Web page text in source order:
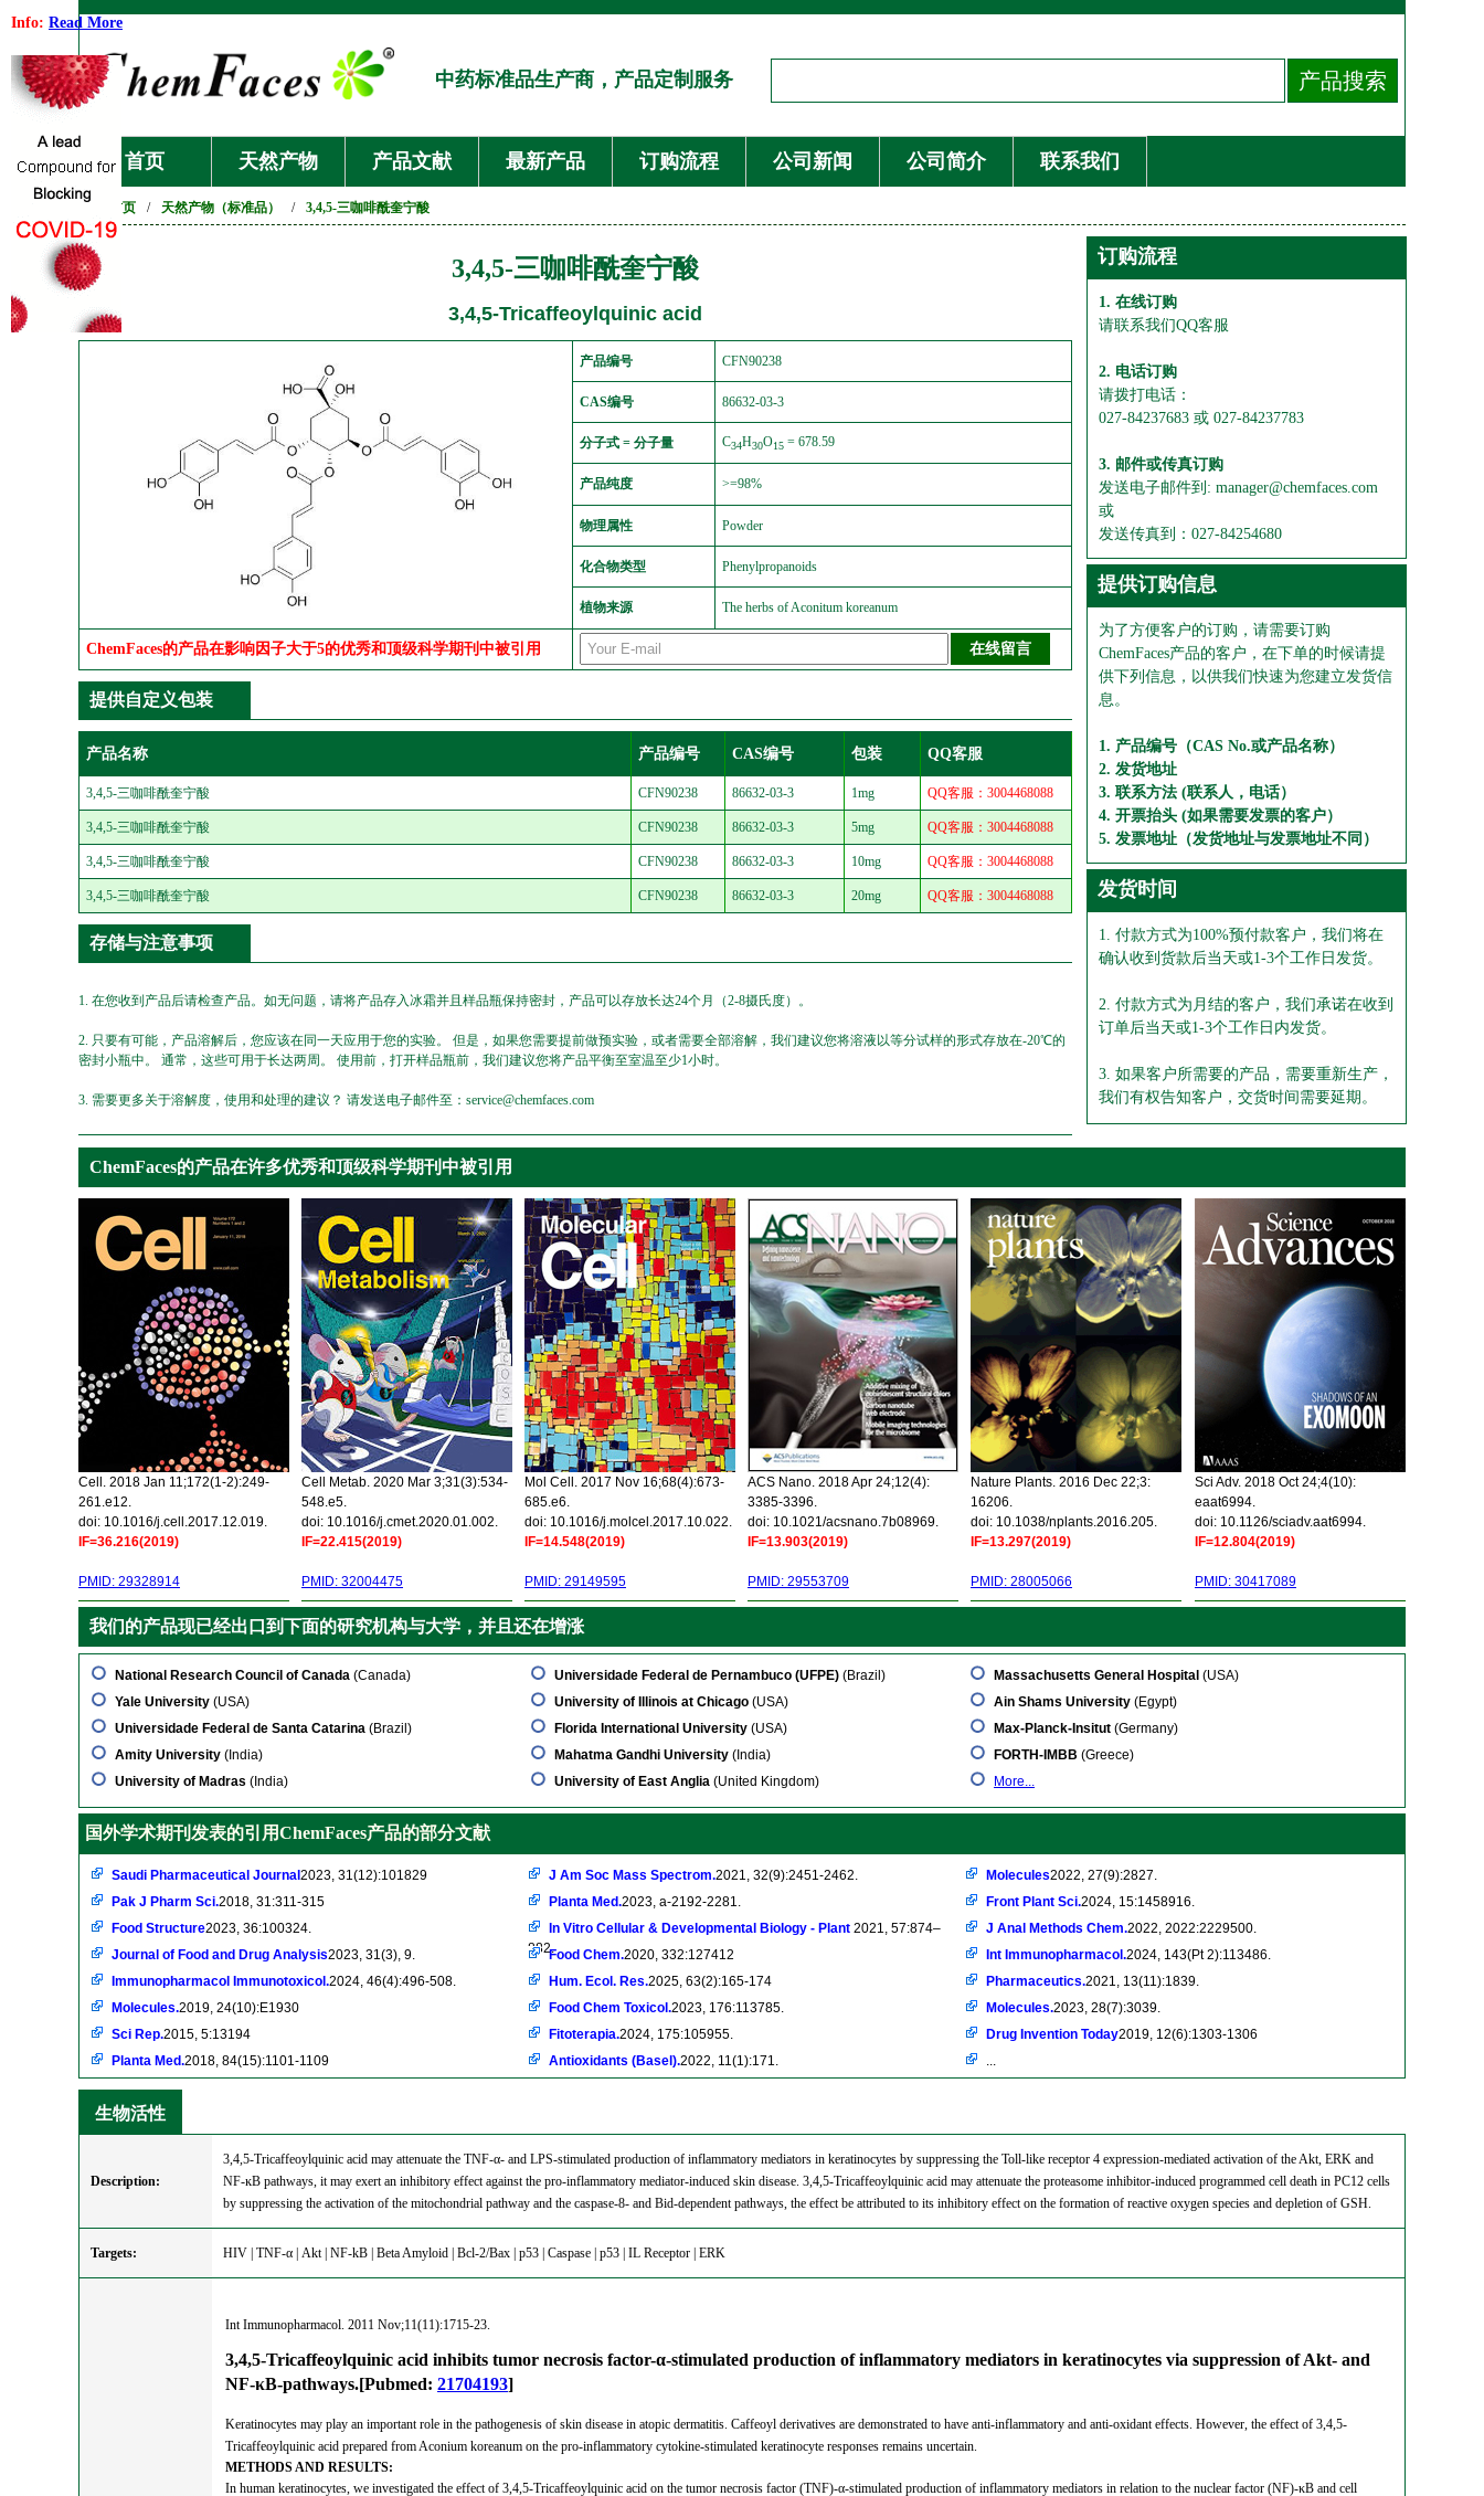
Info: Read More
中药标准品生产商，产品定制服务
首页 天然产物 产品文献 最新产品 订购流程 公司新闻 公司简介 联系我们
首页 / 天然产物（标准品） / 3,4,5-三咖啡酰奎宁酸
3,4,5-三咖啡酰奎宁酸
3,4,5-Tricaffeoylquinic acid
产品编号 CFN90238
CAS编号 86632-03-3
分子式 = 分子量 C34H30O15 = 678.59
产品纯度 >=98%
物理属性 Powder
化合物类型 Phenylpropanoids
植物来源 The herbs of Aconitum koreanum
ChemFaces的产品在影响因子大于5的优秀和顶级科学期刊中被引用
提供自定义包装
产品名称 产品编号 CAS编号 包装 QQ客服
3,4,5-三咖啡酰奎宁酸 CFN90238 86632-03-3 1mg QQ客服：3004468088
3,4,5-三咖啡酰奎宁酸 CFN90238 86632-03-3 5mg QQ客服：3004468088
3,4,5-三咖啡酰奎宁酸 CFN90238 86632-03-3 10mg QQ客服：3004468088
3,4,5-三咖啡酰奎宁酸 CFN90238 86632-03-3 20mg QQ客服：3004468088
存储与注意事项
1. 在您收到产品后请检查产品。如无问题，请将产品存入冰霜并且样品瓶保持密封，产品可以存放长达24个月（2-8摄氏度）。
2. 只要有可能，产品溶解后，您应该在同一天应用于您的实验。 但是，如果您需要提前做预实验，或者需要全部溶解，我们建议您将溶液以等分试样的形式存放在-20℃的
密封小瓶中。 通常，这些可用于长达两周。 使用前，打开样品瓶前，我们建议您将产品平衡至室温至少1小时。
3. 需要更多关于溶解度，使用和处理的建议？ 请发送电子邮件至：service@chemfaces.com
订购流程
1. 在线订购
请联系我们QQ客服
2. 电话订购
请拨打电话：
027-84237683 或 027-84237783
3. 邮件或传真订购
发送电子邮件到: manager@chemfaces.com
或
发送传真到：027-84254680
提供订购信息
为了方便客户的订购，请需要订购
ChemFaces产品的客户，在下单的时候请提
供下列信息，以供我们快速为您建立发货信
息。
1. 产品编号（CAS No.或产品名称）
2. 发货地址
3. 联系方法 (联系人，电话）
4. 开票抬头 (如果需要发票的客户）
5. 发票地址（发货地址与发票地址不同）
发货时间
1. 付款方式为100%预付款客户，我们将在
确认收到货款后当天或1-3个工作日发货。
2. 付款方式为月结的客户，我们承诺在收到
订单后当天或1-3个工作日内发货。
3. 如果客户所需要的产品，需要重新生产，
我们有权告知客户，交货时间需要延期。
ChemFaces的产品在许多优秀和顶级科学期刊中被引用
Cell. 2018 Jan 11;172(1-2):249-
261.e12.
doi: 10.1016/j.cell.2017.12.019.
IF=36.216(2019)
PMID: 29328914
Cell Metab. 2020 Mar 3;31(3):534-
548.e5.
doi: 10.1016/j.cmet.2020.01.002.
IF=22.415(2019)
PMID: 32004475
Mol Cell. 2017 Nov 16;68(4):673-
685.e6.
doi: 10.1016/j.molcel.2017.10.022.
IF=14.548(2019)
PMID: 29149595
ACS Nano. 2018 Apr 24;12(4):
3385-3396.
doi: 10.1021/acsnano.7b08969.
IF=13.903(2019)
PMID: 29553709
Nature Plants. 2016 Dec 22;3:
16206.
doi: 10.1038/nplants.2016.205.
IF=13.297(2019)
PMID: 28005066
Sci Adv. 2018 Oct 24;4(10):
eaat6994.
doi: 10.1126/sciadv.aat6994.
IF=12.804(2019)
PMID: 30417089
我们的产品现已经出口到下面的研究机构与大学，并且还在增涨
National Research Council of Canada (Canada)
Yale University (USA)
Universidade Federal de Santa Catarina (Brazil)
Amity University (India)
University of Madras (India)
Universidade Federal de Pernambuco (UFPE) (Brazil)
University of Illinois at Chicago (USA)
Florida International University (USA)
Mahatma Gandhi University (India)
University of East Anglia (United Kingdom)
Massachusetts General Hospital (USA)
Ain Shams University (Egypt)
Max-Planck-Insitut (Germany)
FORTH-IMBB (Greece)
More...
国外学术期刊发表的引用ChemFaces产品的部分文献
Saudi Pharmaceutical Journal 2023, 31(12):101829
Pak J Pharm Sci.2018, 31:311-315
Food Structure2023, 36:100324.
Journal of Food and Drug Analysis2023, 31(3), 9.
Immunopharmacol Immunotoxicol.2024, 46(4):496-508.
Molecules.2019, 24(10):E1930
Sci Rep.2015, 5:13194
Planta Med.2018, 84(15):1101-1109
J Am Soc Mass Spectrom.2021, 32(9):2451-2462.
Planta Med.2023, a-2192-2281.
In Vitro Cellular & Developmental Biology - Plant 2021, 57:874–
882.Food Chem.2020, 332:127412
Hum. Ecol. Res.2025, 63(2):165-174
Food Chem Toxicol.2023, 176:113785.
Fitoterapia.2024, 175:105955.
Antioxidants (Basel).2022, 11(1):171.
Molecules2022, 27(9):2827.
Front Plant Sci.2024, 15:1458916.
J Anal Methods Chem.2022, 2022:2229500.
Int Immunopharmacol.2024, 143(Pt 2):113486.
Pharmaceutics.2021, 13(11):1839.
Molecules.2023, 28(7):3039.
Drug Invention Today2019, 12(6):1303-1306
...
生物活性
Description:
3,4,5-Tricaffeoylquinic acid may attenuate the TNF-α- and LPS-stimulated production of inflammatory mediators in keratinocytes by suppressing the Toll-like receptor 4 expression-mediated activation of the Akt, ERK and
NF-ĸB pathways, it may exert an inhibitory effect against the pro-inflammatory mediator-induced skin disease. 3,4,5-Tricaffeoylquinic acid may attenuate the proteasome inhibitor-induced programmed cell death in PC12 cells
by suppressing the activation of the mitochondrial pathway and the caspase-8- and Bid-dependent pathways, the effect be attributed to its inhibitory effect on the formation of reactive oxygen species and depletion of GSH.
Targets: HIV | TNF-α | Akt | NF-kB | Beta Amyloid | Bcl-2/Bax | p53 | Caspase | p53 | IL Receptor | ERK
Int Immunopharmacol. 2011 Nov;11(11):1715-23.
3,4,5-Tricaffeoylquinic acid inhibits tumor necrosis factor-α-stimulated production of inflammatory mediators in keratinocytes via suppression of Akt- and
NF-κB-pathways.[Pubmed: 21704193]
Keratinocytes may play an important role in the pathogenesis of skin disease in atopic dermatitis. Caffeoyl derivatives are demonstrated to have anti-inflammatory and anti-oxidant effects. However, the effect of 3,4,5-
Tricaffeoylquinic acid prepared from Aconium koreanum on the pro-inflammatory cytokine-stimulated keratinocyte responses remains uncertain.
METHODS AND RESULTS:
In human keratinocytes, we investigated the effect of 3,4,5-Tricaffeoylquinic acid on the tumor necrosis factor (TNF)-α-stimulated production of inflammatory mediators in relation to the nuclear factor (NF)-κB and cell